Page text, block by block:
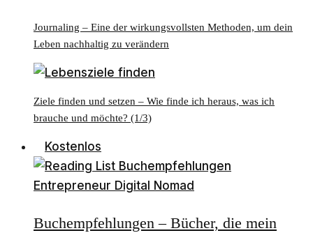
Journaling – Eine der wirkungsvollsten Methoden, um dein
Leben nachhaltig zu verändern
Ziele finden und setzen – Wie finde ich heraus, was ich
brauche und möchte? (1/3)
Kostenlos
Buchempfehlungen – Bücher, die mein